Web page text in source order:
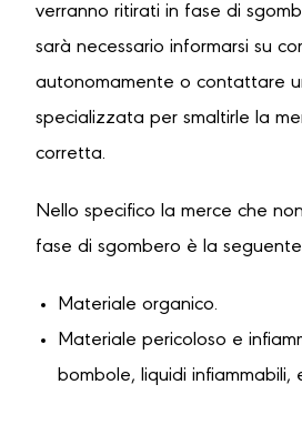
verranno ritirati in fase di
sarà necessario informarsi su
autonomamente o contattare
specializzata per smaltirle la
corretta.
Nello specifico la merce che
fase di sgombero è la
Materiale organico.
Materiale pericoloso e
bombole, liquidi infiammabili,